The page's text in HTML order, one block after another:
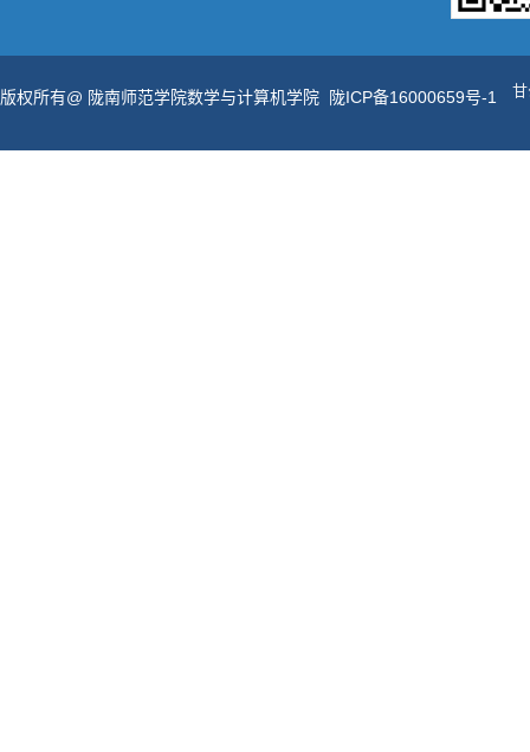
版权所有@ 陇南师范学院数学与计算机学院 陇ICP备16000659号-1